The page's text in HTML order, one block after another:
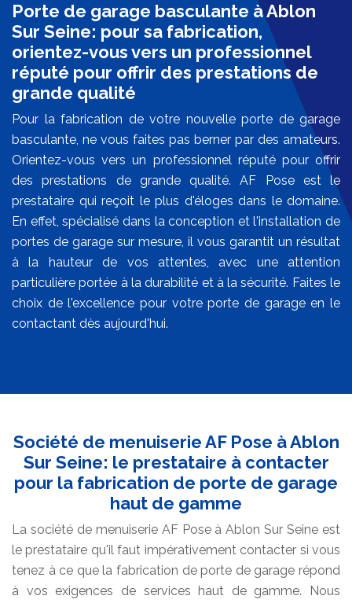
Porte de garage basculante à Ablon
Sur Seine: pour sa fabrication,
orientez-vous vers un professionnel
réputé pour offrir des prestations de
grande qualité
Pour la fabrication de votre nouvelle porte de garage
basculante, ne vous faites pas berner par des amateurs.
Orientez-vous vers un professionnel réputé pour offrir
des prestations de grande qualité. AF Pose est le
prestataire qui reçoit le plus d'éloges dans le domaine.
En effet, spécialisé dans la conception et l'installation de
portes de garage sur mesure, il vous garantit un résultat
à la hauteur de vos attentes, avec une attention
particulière portée à la durabilité et à la sécurité. Faites le
choix de l'excellence pour votre porte de garage en le
contactant dès aujourd'hui.
Société de menuiserie AF Pose à Ablon
Sur Seine: le prestataire à contacter
pour la fabrication de porte de garage
haut de gamme
La société de menuiserie AF Pose à Ablon Sur Seine est
le prestataire qu'il faut impérativement contacter si vous
tenez à ce que la fabrication de porte de garage répond
à vos exigences de services haut de gamme. Nous